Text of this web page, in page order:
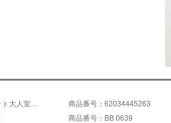
商品番号：62034445263
商品番号：BB 0639